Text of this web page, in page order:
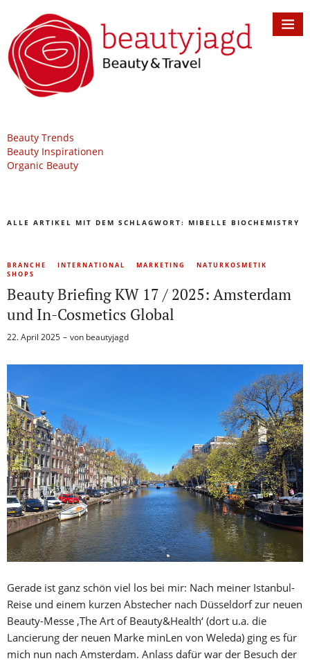
Beauty Trends
Beauty Inspirationen
Organic Beauty
ALLE ARTIKEL MIT DEM SCHLAGWORT: MIBELLE BIOCHEMISTRY
BRANCHE INTERNATIONAL MARKETING
NATURKOSMETIK
SHOPS
Beauty Briefing KW 17 / 2025: Amsterdam
und In-Cosmetics Global
22. April 2025 von beautyjagd
Gerade ist ganz schön viel los bei mir: Nach meiner Istanbul-
Reise und einem kurzen Abstecher nach Düsseldorf zur neuen
Beauty-Messe ‚The Art of Beauty&Health‘ (dort u.a. die
Lancierung der neuen Marke minLen von Weleda) ging es für
mich nun nach Amsterdam. Anlass dafür war der Besuch der